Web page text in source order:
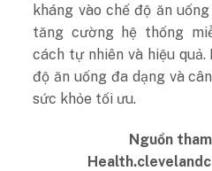
kháng vào chế độ ăn
tăng cường hệ thống
cách tự nhiên và hiệu
độ ăn uống đa dạng và
sức khỏe tối ưu.
Nguồn